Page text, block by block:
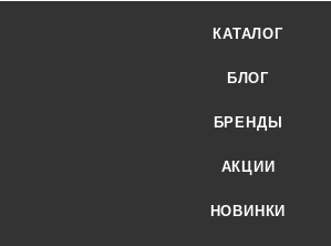
КАТАЛОГ
БЛОГ
БРЕНДЫ
АКЦИИ
НОВИНКИ